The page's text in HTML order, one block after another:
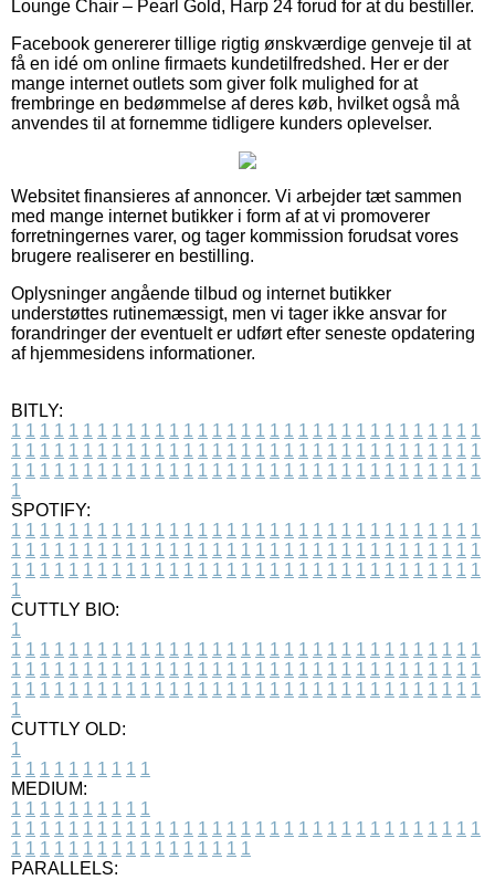
Lounge Chair – Pearl Gold, Harp 24 forud for at du bestiller.
Facebook genererer tillige rigtig ønskværdige genveje til at
få en idé om online firmaets kundetilfredshed. Her er der
mange internet outlets som giver folk mulighed for at
frembringe en bedømmelse af deres køb, hvilket også må
anvendes til at fornemme tidligere kunders oplevelser.
Websitet finansieres af annoncer. Vi arbejder tæt sammen
med mange internet butikker i form af at vi promoverer
forretningernes varer, og tager kommission forudsat vores
brugere realiserer en bestilling.
Oplysninger angående tilbud og internet butikker
understøttes rutinemæssigt, men vi tager ikke ansvar for
forandringer der eventuelt er udført efter seneste opdatering
af hjemmesidens informationer.
BITLY:
1 1 1 1 1 1 1 1 1 1 1 1 1 1 1 1 1 1 1 1 1 1 1 1 1 1 1 1 1 1 1 1 1
1 1 1 1 1 1 1 1 1 1 1 1 1 1 1 1 1 1 1 1 1 1 1 1 1 1 1 1 1 1 1 1 1
1 1 1 1 1 1 1 1 1 1 1 1 1 1 1 1 1 1 1 1 1 1 1 1 1 1 1 1 1 1 1 1 1
1
SPOTIFY:
1 1 1 1 1 1 1 1 1 1 1 1 1 1 1 1 1 1 1 1 1 1 1 1 1 1 1 1 1 1 1 1 1
1 1 1 1 1 1 1 1 1 1 1 1 1 1 1 1 1 1 1 1 1 1 1 1 1 1 1 1 1 1 1 1 1
1 1 1 1 1 1 1 1 1 1 1 1 1 1 1 1 1 1 1 1 1 1 1 1 1 1 1 1 1 1 1 1 1
1
CUTTLY BIO:
1
1 1 1 1 1 1 1 1 1 1 1 1 1 1 1 1 1 1 1 1 1 1 1 1 1 1 1 1 1 1 1 1 1
1 1 1 1 1 1 1 1 1 1 1 1 1 1 1 1 1 1 1 1 1 1 1 1 1 1 1 1 1 1 1 1 1
1 1 1 1 1 1 1 1 1 1 1 1 1 1 1 1 1 1 1 1 1 1 1 1 1 1 1 1 1 1 1 1 1
1
CUTTLY OLD:
1
1 1 1 1 1 1 1 1 1 1
MEDIUM:
1 1 1 1 1 1 1 1 1 1
1 1 1 1 1 1 1 1 1 1 1 1 1 1 1 1 1 1 1 1 1 1 1 1 1 1 1 1 1 1 1 1 1
1 1 1 1 1 1 1 1 1 1 1 1 1 1 1 1 1
PARALLELS: